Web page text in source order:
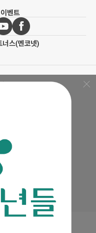
벤트
너스(멘코넷)
호, 302호